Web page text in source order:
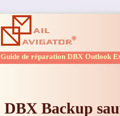
Guide de réparation DBX Outlook
DBX Backup